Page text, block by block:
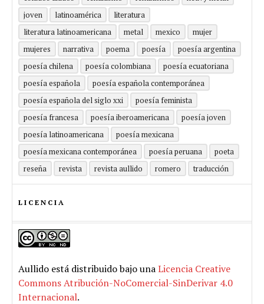
joven
latinoamérica
literatura
literatura latinoamericana
metal mexico
mujer
mujeres
narrativa poema poesía
poesía argentina
poesía chilena
poesía colombiana
poesía ecuatoriana
poesía española
poesía española contemporánea
poesía española del siglo xxi
poesía feminista
poesía francesa
poesía iberoamericana
poesía joven
poesía latinoamericana
poesía mexicana
poesía mexicana contemporánea
poesía peruana
poeta
reseña
revista revista aullido romero traducción
LICENCIA
Aullido está distribuido bajo unaLicencia Creative
Commons Atribución-NoComercial-SinDerivar 4.0
Internacional.